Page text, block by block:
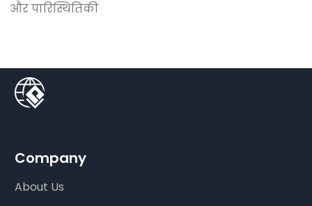
और पारिस्थितिकी
Company
About Us